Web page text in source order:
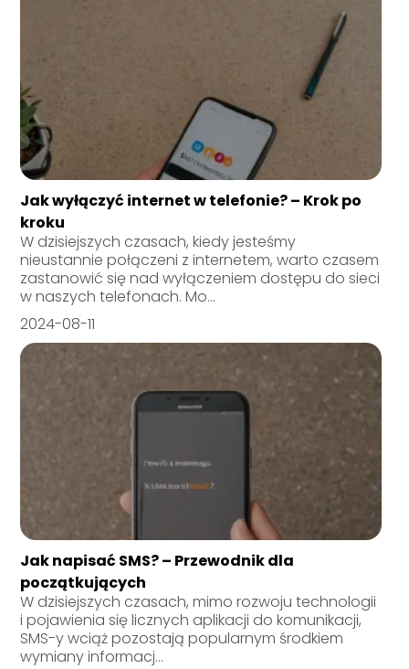
Jak wyłączyć internet w telefonie? – Krok po
kroku
W dzisiejszych czasach, kiedy jesteśmy
nieustannie połączeni z internetem, warto czasem
zastanowić się nad wyłączeniem dostępu do sieci
w naszych telefonach. Mo...
2024-08-11
Jak napisać SMS? – Przewodnik dla
początkujących
W dzisiejszych czasach, mimo rozwoju technologii
i pojawienia się licznych aplikacji do komunikacji,
SMS-y wciąż pozostają popularnym środkiem
wymiany informacj...